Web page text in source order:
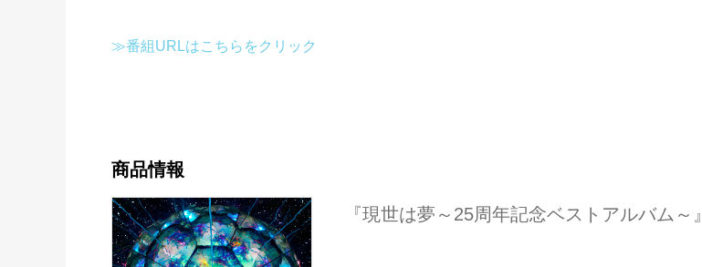
≫番組URLはこちらをクリック
商品情報
『現世は夢～25周年記念ベストアルバム～』